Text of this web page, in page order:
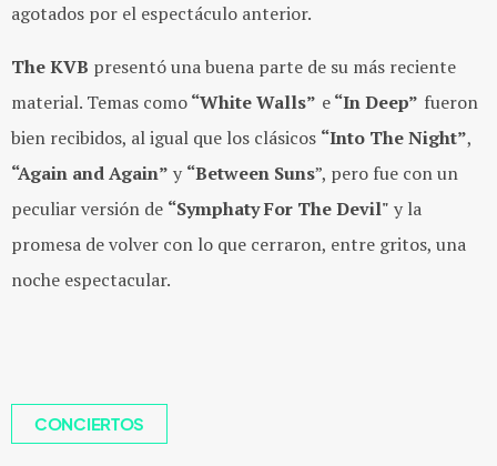
agotados por el espectáculo anterior.
The KVB presentó una buena parte de su más reciente
material. Temas como“White Walls” e“In Deep” fueron
bien recibidos, al igual que los clásicos “Into The Night”,
“Again and Again” y “Between Suns”, pero fue con un
peculiar versión de “Symphaty For The Devil" y la
promesa de volver con lo que cerraron, entre gritos, una
noche espectacular.
CONCIERTOS